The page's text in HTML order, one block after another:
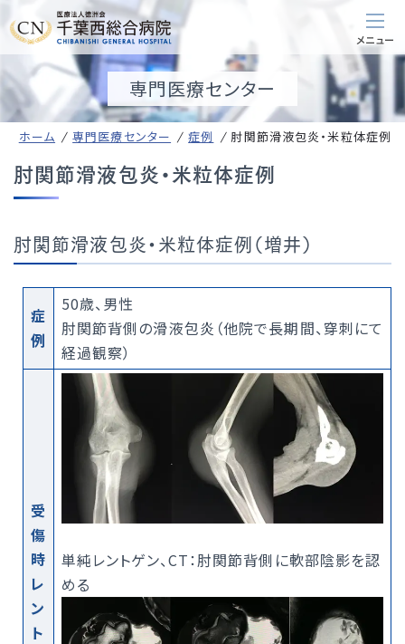
専門医療センター
ホーム 専門医療センター 症例 肘関節滑液包炎・米粒体症例
肘関節滑液包炎・米粒体症例
肘関節滑液包炎・米粒体症例（増井）
症
例
50歳、男性
肘関節背側の滑液包炎（他院で長期間、穿刺にて
経過観察）
受
傷
時
レ
ン
ト
単純レントゲン、CT：肘関節背側に軟部陰影を認
める